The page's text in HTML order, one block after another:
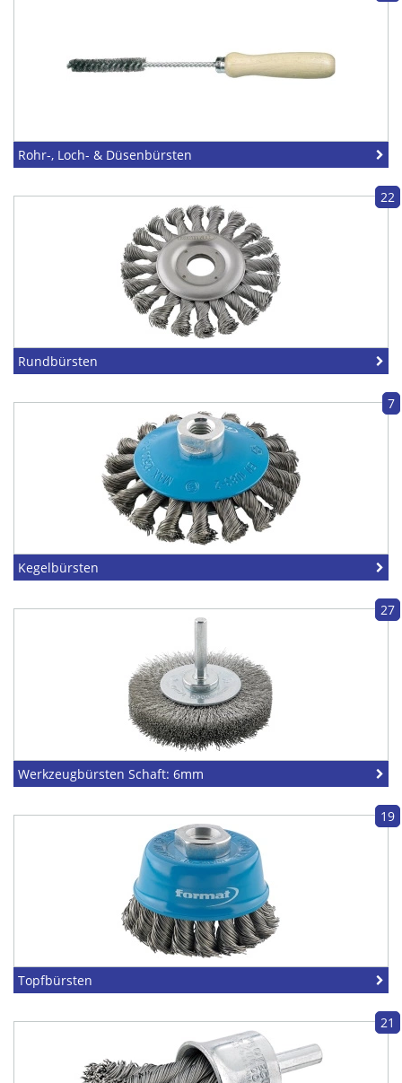
Rohr-, Loch- & Düsenbürsten
22
Rundbürsten
7
Kegelbürsten
27
Werkzeugbürsten Schaft: 6mm
19
Topfbürsten
21